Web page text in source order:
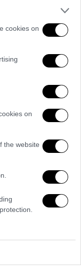
cookies on
on
the website